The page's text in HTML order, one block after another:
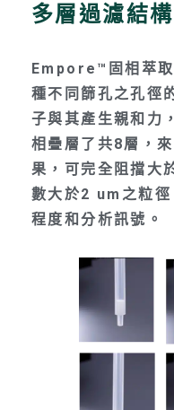
多層過濾結構
Empore™固相萃取
種不同篩孔之孔徑
子與其產生親和力
相疊層了共8層，
果，可完全阻擋大
數大於2 um之粒徑
程度和分析訊號。